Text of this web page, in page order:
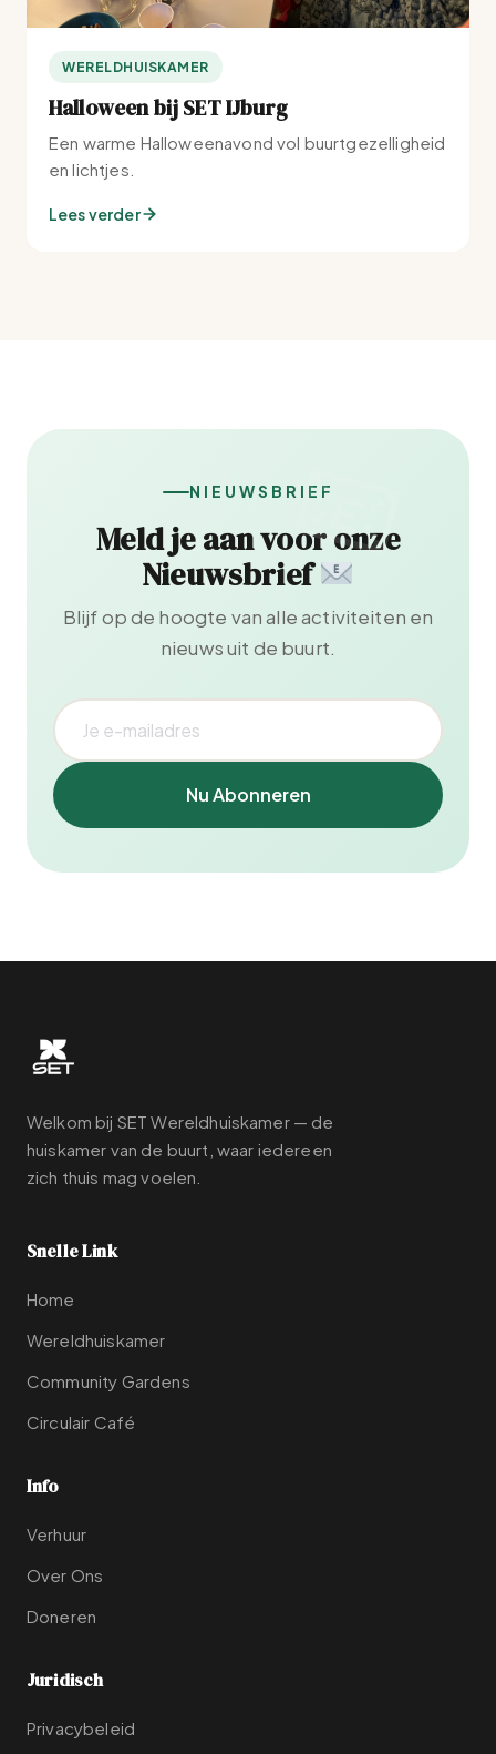
WERELDHUISKAMER
Halloween bij SET IJburg
Een warme Halloweenavond vol buurtgezelligheid
en lichtjes.
Lees verder
NIEUWSBRIEF
Meld je aan voor onze
Nieuwsbrief
Blijf op de hoogte van alle activiteiten en
nieuws uit de buurt.
Nu Abonneren
Welkom bij SET Wereldhuiskamer — de
huiskamer van de buurt, waar iedereen
zich thuis mag voelen.
Snelle Link
Home
Wereldhuiskamer
Community Gardens
Circulair Café
Info
Verhuur
Over Ons
Doneren
Juridisch
Privacybeleid